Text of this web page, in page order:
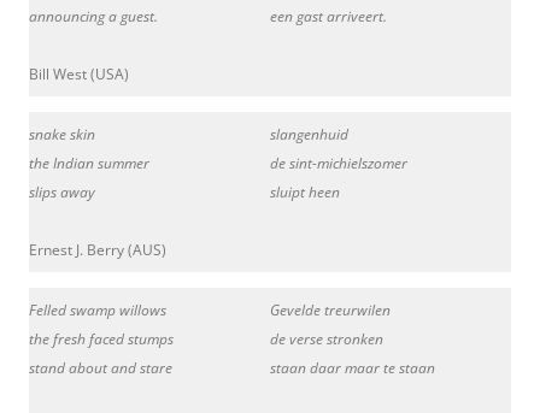
announcing a guest.
Bill West (USA)
een gast arriveert.
snake skin
the Indian summer
slips away
Ernest J. Berry (AUS)
slangenhuid
de sint-michielszomer
sluipt heen
Felled swamp willows
the fresh faced stumps
stand about and stare
Gevelde treurwilen
de verse stronken
staan daar maar te staan